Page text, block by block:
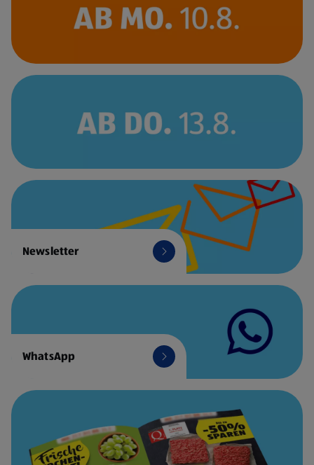
Newsletter
WhatsApp